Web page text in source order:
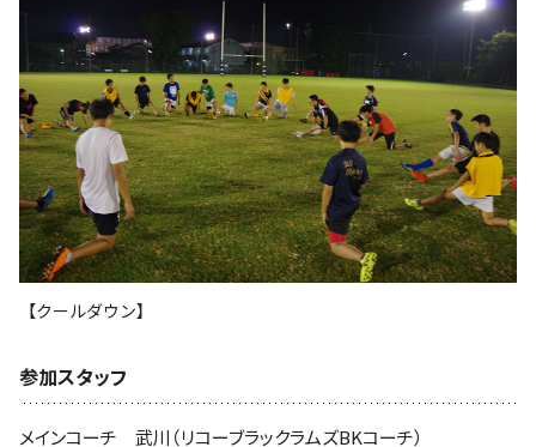
【クールダウン】
参加スタッフ
メインコーチ 武川（リコーブラックラムズBKコーチ）